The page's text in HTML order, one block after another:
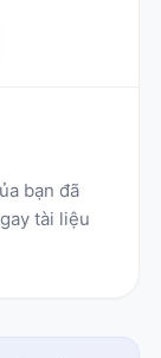
bạn đã
tài liệu